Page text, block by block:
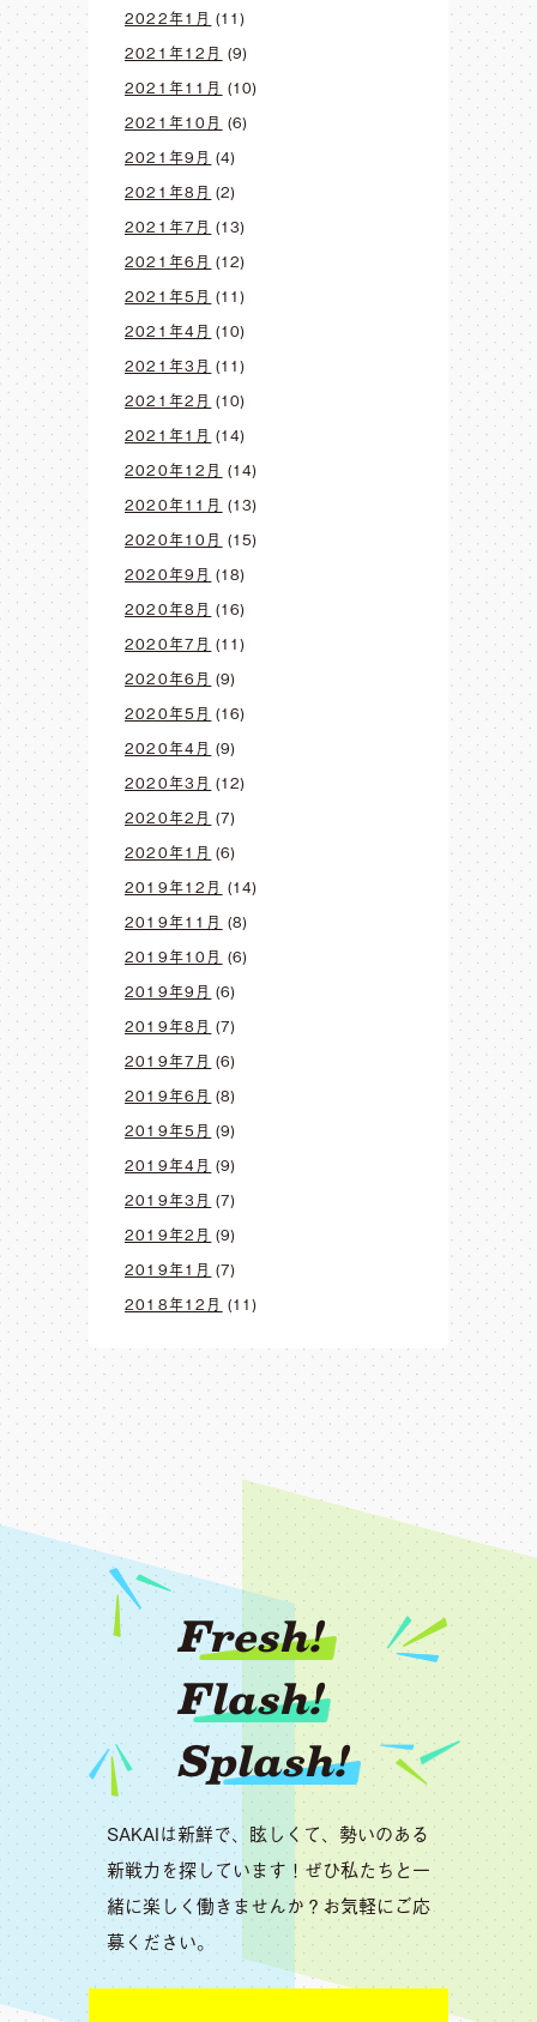
2022年1月 (11)
2021年12月 (9)
2021年11月 (10)
2021年10月 (6)
2021年9月 (4)
2021年8月 (2)
2021年7月 (13)
2021年6月 (12)
2021年5月 (11)
2021年4月 (10)
2021年3月 (11)
2021年2月 (10)
2021年1月 (14)
2020年12月 (14)
2020年11月 (13)
2020年10月 (15)
2020年9月 (18)
2020年8月 (16)
2020年7月 (11)
2020年6月 (9)
2020年5月 (16)
2020年4月 (9)
2020年3月 (12)
2020年2月 (7)
2020年1月 (6)
2019年12月 (14)
2019年11月 (8)
2019年10月 (6)
2019年9月 (6)
2019年8月 (7)
2019年7月 (6)
2019年6月 (8)
2019年5月 (9)
2019年4月 (9)
2019年3月 (7)
2019年2月 (9)
2019年1月 (7)
2018年12月 (11)
Fresh!
Flash!
Splash!
SAKAIは新鮮で、眩しくて、勢いのある
新戦力を探しています！ぜひ私たちと一
緒に楽しく働きませんか？お気軽にご応
募ください。